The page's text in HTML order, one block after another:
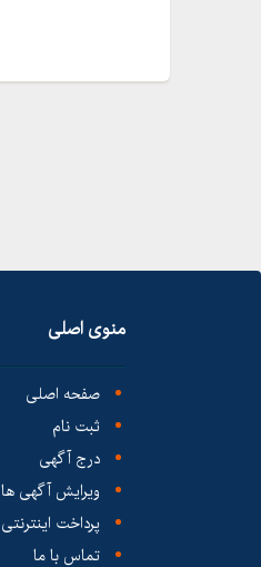
منوی اصلی
صفحه اصلی
ثبت نام
درج آگهی
ویرایش آگهی ها
پرداخت اینترنتی
تماس با ما